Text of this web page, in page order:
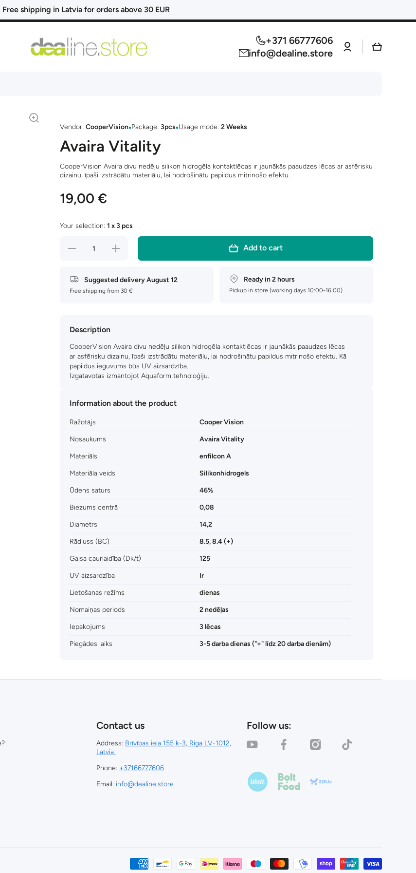
Free shipping in Latvia for orders above 30 EUR
+371 66777606
info@dealine.store
Log
in
Cart
Vendor:CooperVision▪Package:3pcs▪Usage mode:2 Weeks
Avaira Vitality
CooperVision Avaira divu nedēļu silikon hidrogēla kontaktlēcas ir jaunākās paaudzes lēcas ar asfērisku
dizainu, īpaši izstrādātu materiālu, lai nodrošinātu papildus mitrinošo efektu.
19,00 €
Your selection: 1 x 3 pcs
Decrease
Vitality
Increase
quantity
Vitality
Add to cart
Suggested deliveryAugust 12
Free shipping from 30 €
Ready in 2 hours
Pickup in store (working days 10:00-16:00)
Description
CooperVision Avaira divu nedēļu silikon hidrogēla kontaktlēcas ir jaunākās paaudzes lēcas
ar asfērisku dizainu, īpaši izstrādātu materiālu, lai nodrošinātu papildus mitrinošo efektu. Kā
papildus ieguvums būs UV aizsardzība.
Izgatavotas izmantojot Aquaform tehnoloģiju.
Information about the product
Ražotājs Cooper Vision
Nosaukums Avaira Vitality
Materiāls enfilcon A
Materiāla veids Silikonhidrogels
Ūdens saturs 46%
Biezums centrā 0,08
Diametrs 14,2
Rādiuss (BC) 8.5, 8.4 (+)
Gaisa caurlaidība (Dk/t) 125
UV aizsardzība Ir
Lietošanas režīms dienas
Nomaiņas periods 2 nedēļas
Iepakojums 3 lēcas
Piegādes laiks 3-5 darba dienas ("+" līdz 20 darba dienām)
Contact us
Address: Brīvības iela 155 k-3, Riga LV-1012,
Latvia
Phone: +37166777606
Email: info@dealine.store
Follow us:
youtubecom/channel/UC_0AFQU6kvlRNcP3KYPvSpg
facebookcom/dealinestore/
instagramcom/dealinestore/
tiktokcom/
woltcom/lv/lva/riga/venue/dealinestore
foodbolteu/en/3-riga/p/112011-
dealinestore/store
Payment